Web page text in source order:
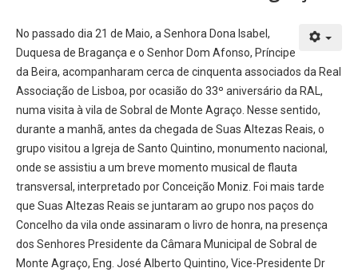
No passado dia 21 de Maio, a Senhora Dona Isabel,
Duquesa de Bragança e o Senhor Dom Afonso, Príncipe
da Beira, acompanharam cerca de cinquenta associados da Real
Associação de Lisboa, por ocasião do 33º aniversário da RAL,
numa visita à vila de Sobral de Monte Agraço. Nesse sentido,
durante a manhã, antes da chegada de Suas Altezas Reais, o
grupo visitou a Igreja de Santo Quintino, monumento nacional,
onde se assistiu a um breve momento musical de flauta
transversal, interpretado por Conceição Moniz. Foi mais tarde
que Suas Altezas Reais se juntaram ao grupo nos paços do
Concelho da vila onde assinaram o livro de honra, na presença
dos Senhores Presidente da Câmara Municipal de Sobral de
Monte Agraço, Eng. José Alberto Quintino, Vice-Presidente Dr